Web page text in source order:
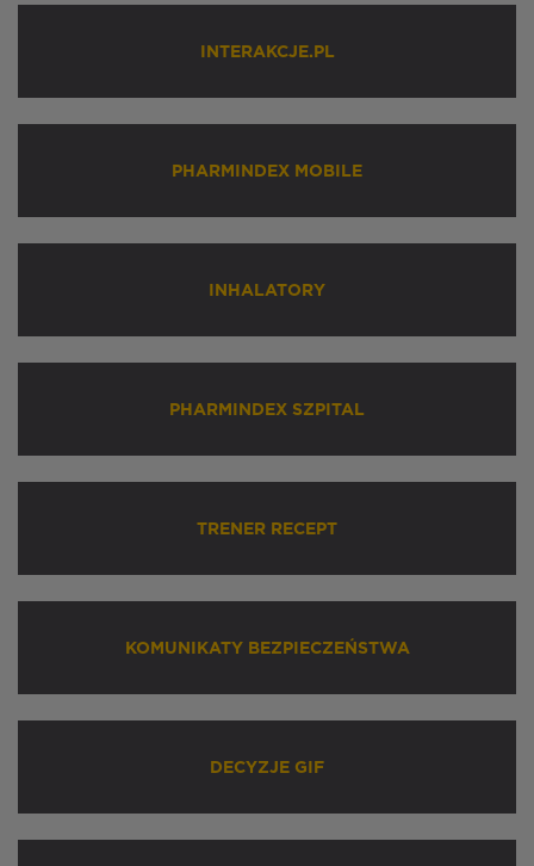
INTERAKCJE.PL
PHARMINDEX MOBILE
INHALATORY
PHARMINDEX SZPITAL
TRENER RECEPT
KOMUNIKATY BEZPIECZEŃSTWA
DECYZJE GIF